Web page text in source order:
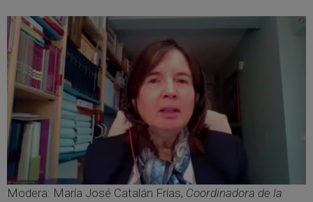
Modera: María José Catalán Frías, Coordinadora de la